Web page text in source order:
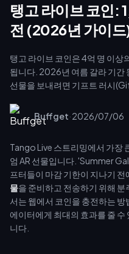
탱고 라이브 코인:
전 (2026년 가이
탱고 라이브 코인은 4억 명 이상
됩니다. 2026년 여름 갈라 기간
선물을 보내려면 기프트 러시
인을 얻을 수 있습니다. 타이밍
확보할 수 있는 가장 현명한 방법
Buffget·2026/07/06
Tango Live 스트리밍에서 가장
엄 AR 선물입니다. 'Summer
프터들이 마감 기한이 지나기 전
물을 준비하고 전송하기 위해
서는 웹에서 코인을 충전하는 방
에이터에게 최대의 효과를 줄
니다.